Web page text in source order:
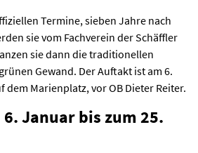
Termine, sieben Jahre nach
sie vom Fachverein der Schäffler
sie dann die traditionellen
Gewand. Der Auftakt ist am 6.
dem Marienplatz, vor OB Dieter Reiter.
Januar bis zum 25.